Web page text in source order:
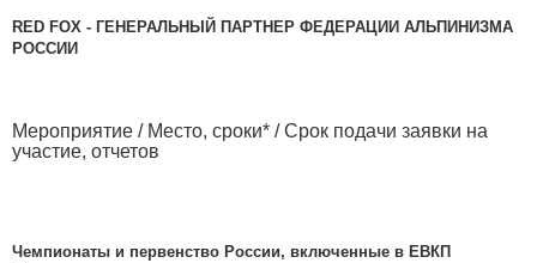
RED FOX - ГЕНЕРАЛЬНЫЙ ПАРТНЕР ФЕДЕРАЦИИ АЛЬПИНИЗМА
РОССИИ
Мероприятие / Место, сроки* / Срок подачи заявки на
участие, отчетов
Чемпионаты и первенство России, включенные в ЕВКП